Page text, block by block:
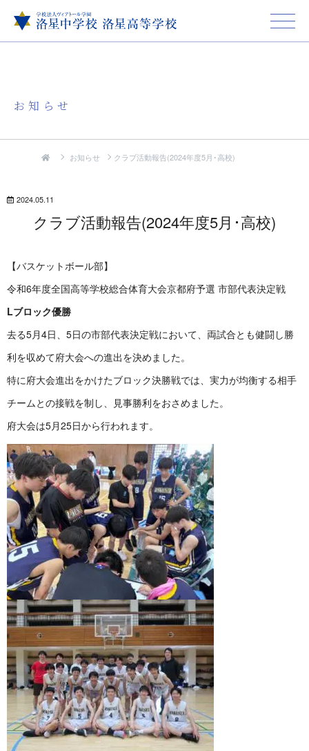
お知らせ
お知らせ クラブ活動報告(2024年度5月･高校)
2024.05.11
クラブ活動報告(2024年度5月･高校)
【バスケットボール部】
令和6年度全国高等学校総合体育大会京都府予選 市部代表決定戦
Lブロック優勝
去る5月4日、5日の市部代表決定戦において、両試合とも健闘し勝
利を収めて府大会への進出を決めました。
特に府大会進出をかけたブロック決勝戦では、実力が均衡する相手
チームとの接戦を制し、見事勝利をおさめました。
府大会は5月25日から行われます。